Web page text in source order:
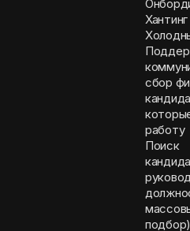
Хантинг
сбор
работу
Поиск
подбор)